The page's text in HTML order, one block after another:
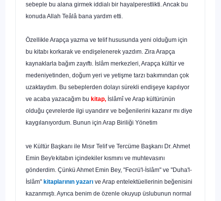
sebeple bu alana girmek iddialı bir hayal­perestlikti. Ancak bu
konuda Allah Teâlâ bana yardım etti.
Özellikle Arapça yazma ve telif hususunda yeni olduğum için
bu kitabı korkarak ve endişelenerek yazdım. Zira Arapça
kaynaklarla bağım zayıftı. İslâm merkezleri, Arapça kültür ve
medeniyetinden, doğum yeri ve yetişme tarzı bakımından çok
uzaktaydım. Bu sebeplerden dolayı sürekli endişeye ka­pılıyor
ve acaba yazacağım bu kitap, İslâmî ve Arap kültürü­nün
olduğu çevrelerde ilgi uyandırır ve beğenilerini kazanır mı diye
kaygılanıyordum. Bunun için Arap Biriliği Yönetim
ve Kültür Başkanı ile Mısır Telif ve Tercüme Başkanı Dr. Ahmet
Emin Bey'ekitabın içindekiler kısmını ve muhteva­sını
gönderdim. Çünkü Ahmet Emin Bey, "Fecrü'l-İslâm" ve "Duha'l-
İslâm" kitaplarının yazarı ve Arap entelektüellerinin beğenisini
kazanmıştı. Ayrıca benim de özenle okuyup üs­lubunun normal